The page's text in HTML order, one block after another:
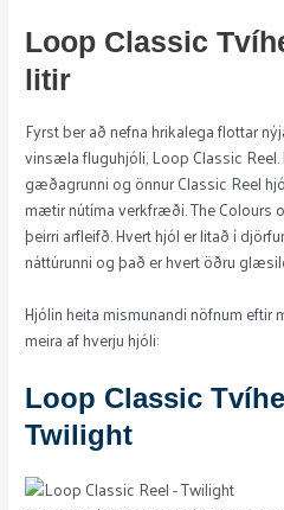
Loop Classic
litir
Fyrst ber að nefna hrikalega flottar
vinsæla fluguhjóli, Loop Classic
gæðagrunni og önnur Classic Reel
mætir nútíma verkfræði. The Colours
þeirri arfleifð. Hvert hjól er litað í
náttúrunni og það er hvert öðru
Hjólin heita mismunandi nöfnum eftir
meira af hverju hjóli:
Loop Classic
Twilight